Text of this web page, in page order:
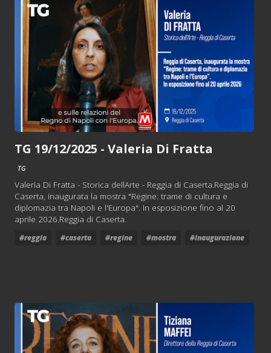
TG 19/12/2025 - Valeria Di Fratta
TG
Valeria Di Fratta - Storica dellArte - Reggia di Caserta.Reggia di
Caserta, inaugurata la mostra "Regine: trame di cultura e
diplomazia tra Napoli e l'Europa". In esposizione fino al 20
aprile 2026.Reggia di Caserta.
#reggia #caserta #regine #mostra #inaugurazione